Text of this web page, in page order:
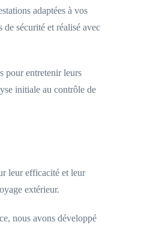
adaptées à vos
sécurité et réalisé avec
pour entretenir leurs
initiale au contrôle de
leur efficacité et leur
extérieur.
nous avons développé